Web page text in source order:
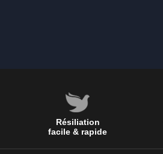
Résiliation
facile & rapide